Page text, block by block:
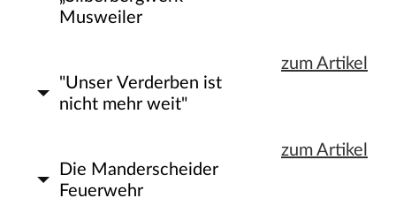
Musweiler
"Unser Verderben ist
nicht mehr weit"
zum Artikel
Die Manderscheider
Feuerwehr
zum Artikel